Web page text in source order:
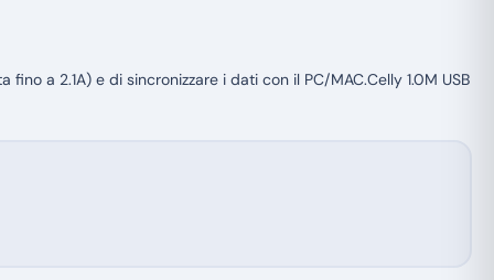
a 2.1A) e di sincronizzare i dati con il PC/MAC.Celly 1.0M USB